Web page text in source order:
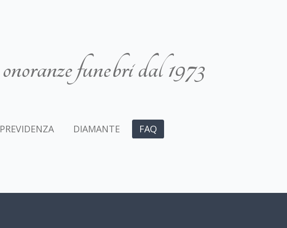
onoranze funebri dal 1973
PREVIDENZA DIAMANTE
FAQ